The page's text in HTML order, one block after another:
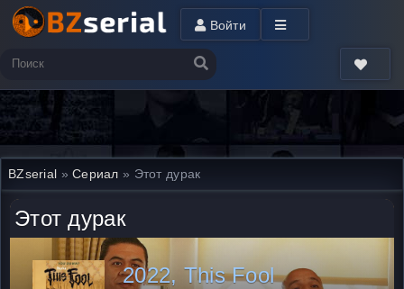
Войти
BZserial »Сериал » Этот дурак
Этот дурак
2022, This Fool